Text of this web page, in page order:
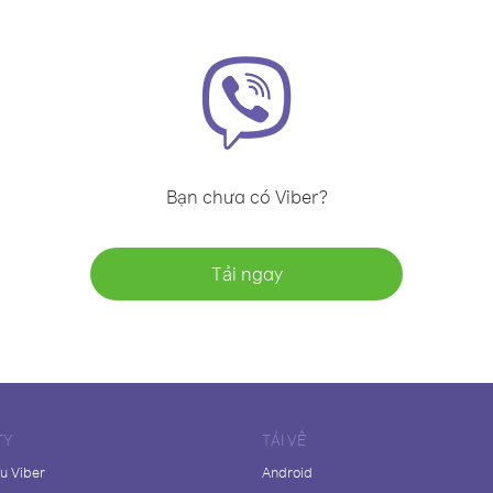
Bạn chưa có Viber?
Tải ngay
Viber
TẢI VỀ
Android